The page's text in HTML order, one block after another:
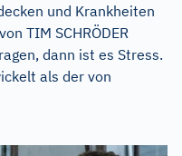
und Krankheiten
TIM SCHRÖDER
dann ist es Stress.
als der von